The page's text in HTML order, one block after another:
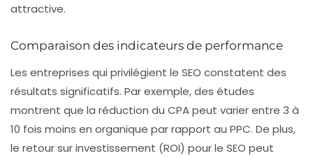
attractive.
Comparaison des indicateurs de performance
Les entreprises qui privilégient le SEO constatent des
résultats significatifs. Par exemple, des études
montrent que la réduction du CPApeut varier entre 3 à
10 fois moins en organique par rapport au PPC. De plus,
le retour sur investissement (ROI) pour le SEO peut